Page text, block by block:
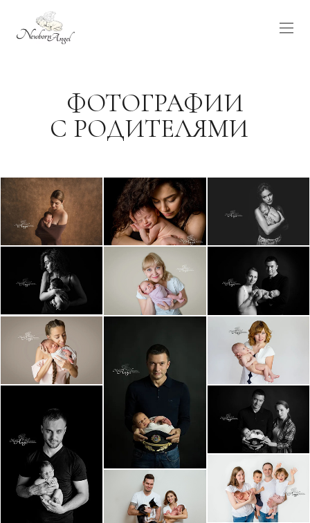
ФОТОГРАФИИ
С РОДИТЕЛЯМИ